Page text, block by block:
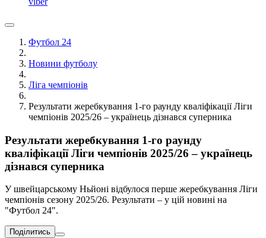
Футбол 24
Новини футболу
Ліга чемпіонів
Результати жеребкування 1-го раунду кваліфікації Ліги
чемпіонів 2025/26 – українець дізнався суперника
Результати жеребкування 1-го раунду
кваліфікації Ліги чемпіонів 2025/26 – українець
дізнався суперника
У швейцарському Ньйоні відбулося перше жеребкування Ліги
чемпіонів сезону 2025/26. Результати – у цій новині на
"Футбол 24".
Поділитись